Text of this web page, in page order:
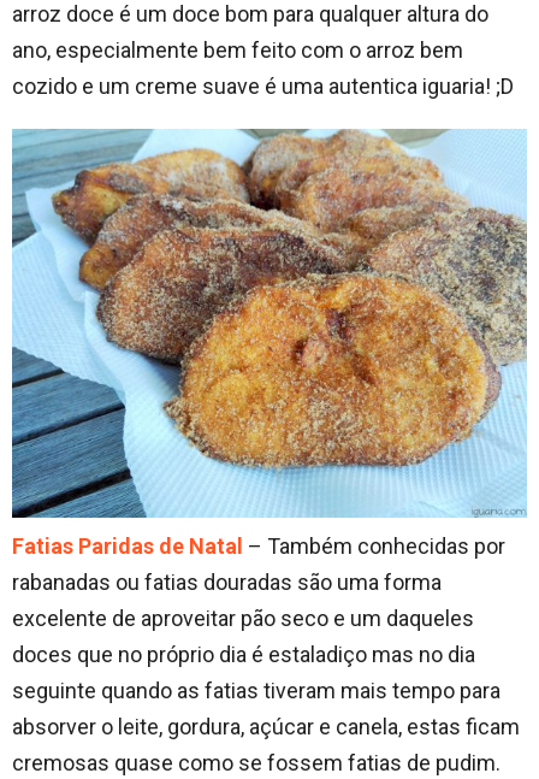
arroz doce é um doce bom para qualquer altura do
ano, especialmente bem feito com o arroz bem
cozido e um creme suave é uma autentica iguaria! ;D
Fatias Paridas de Natal – Também conhecidas por
rabanadas ou fatias douradas são uma forma
excelente de aproveitar pão seco e um daqueles
doces que no próprio dia é estaladiço mas no dia
seguinte quando as fatias tiveram mais tempo para
absorver o leite, gordura, açúcar e canela, estas ficam
cremosas quase como se fossem fatias de pudim.